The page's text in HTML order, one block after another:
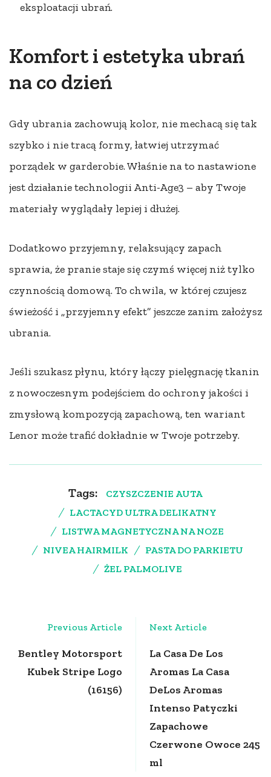
eksploatacji ubrań.
Komfort i estetyka ubrań
na co dzień
Gdy ubrania zachowują kolor, nie mechacą się tak
szybko i nie tracą formy, łatwiej utrzymać
porządek w garderobie. Właśnie na to nastawione
jest działanie technologii Anti-Age3 – aby Twoje
materiały wyglądały lepiej i dłużej.
Dodatkowo przyjemny, relaksujący zapach
sprawia, że pranie staje się czymś więcej niż tylko
czynnością domową. To chwila, w której czujesz
świeżość i „przyjemny efekt” jeszcze zanim założysz
ubrania.
Jeśli szukasz płynu, który łączy pielęgnację tkanin
z nowoczesnym podejściem do ochrony jakości i
zmysłową kompozycją zapachową, ten wariant
Lenor może trafić dokładnie w Twoje potrzeby.
Tags:
CZYSZCZENIE AUTA
LACTACYD ULTRA DELIKATNY
LISTWA MAGNETYCZNA NA NOZE
NIVEA HAIRMILK
PASTA DO PARKIETU
ŻEL PALMOLIVE
Previous Article
Bentley Motorsport
Kubek Stripe Logo
(16156)
Next Article
La Casa De Los
Aromas La Casa
DeLos Aromas
Intenso Patyczki
Zapachowe
Czerwone Owoce 245
ml